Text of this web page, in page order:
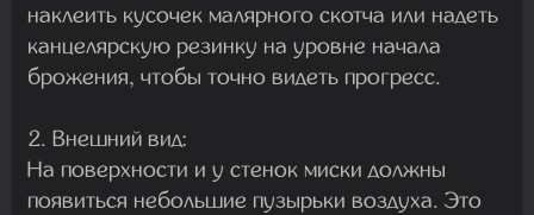
наклеить кусочек малярного скотча или надеть
канцелярскую резинку на уровне начала
брожения, чтобы точно видеть прогресс.
2. Внешний вид:
На поверхности и у стенок миски должны
появиться небольшие пузырьки воздуха. Это